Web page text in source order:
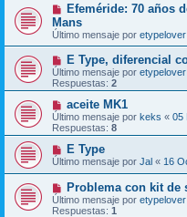
Efeméride: 70 años
Mans
Último mensaje por etypelover
E Type, diferencial
Último mensaje por etypelover
Respuestas: 2
aceite MK1
Último mensaje por keks « 05
Respuestas: 8
E Type
Último mensaje por Jal « 16
Problema con kit de
Último mensaje por etypelover
Respuestas: 1